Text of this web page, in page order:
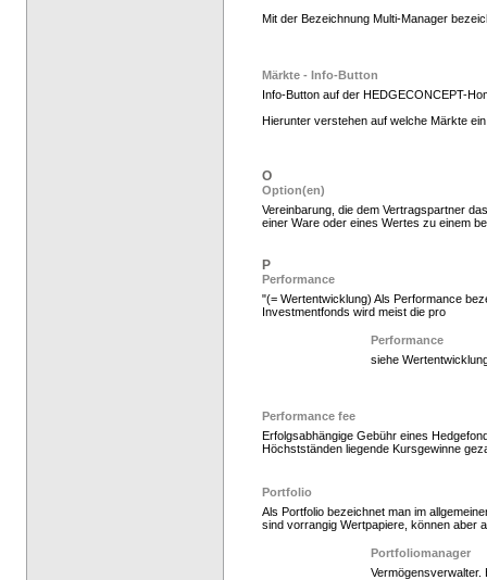
Mit der Bezeichnung Multi-Manager
Märkte - Info-Button
Info-Button auf der HEDGECONCEPT-
Hierunter verstehen auf welche Märkte
O
Option(en)
Vereinbarung, die dem Vertragspartner
einer Ware oder eines Wertes zu einem
P
Performance
"(= Wertentwicklung) Als Performance
Investmentfonds wird meist die pro
Performance
siehe
Performance fee
Erfolgsabhängige Gebühr eines
Höchstständen liegende Kursgewinne
Portfolio
Als Portfolio bezeichnet man im
sind vorrangig Wertpapiere, können aber
Portfoliomanager